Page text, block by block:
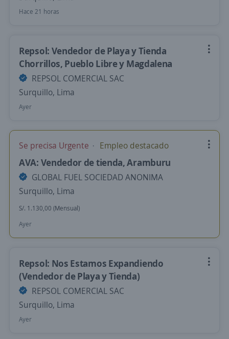
Hace 21 horas
Repsol: Vendedor de Playa y Tienda
Chorrillos, Pueblo Libre y Magdalena
REPSOL COMERCIAL SAC
Surquillo, Lima
Ayer
Se precisa Urgente Empleo destacado
AVA: Vendedor de tienda, Aramburu
GLOBAL FUEL SOCIEDAD ANONIMA
Surquillo, Lima
S/. 1.130,00 (Mensual)
Ayer
Repsol: Nos Estamos Expandiendo
(Vendedor de Playa y Tienda)
REPSOL COMERCIAL SAC
Surquillo, Lima
Ayer